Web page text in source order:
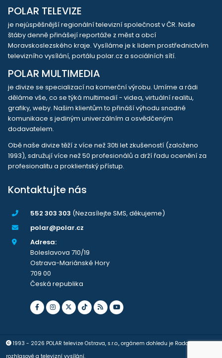
POLAR TELEVIZE
je nejúspěšnější regionální televizní společnost v ČR. Naše
štáby denně přinášejí reportáže z měst a obcí
Moravskoslezského kraje. Vysíláme je k lidem prostřednictvím
televizního vysílání, portálu polar.cz a sociálních sítí.
POLAR MULTIMEDIA
je divize se specializací na komerční výrobu. Umíme a rádi
děláme vše, co se týká multimedií - videa, virtuální realitu,
grafiky, weby. Našim klientům to přináší výhodu snadné
komunikace s jediným univerzálním a osvědčeným
dodavatelem.
Obě naše divize těží z více než 30ti let zkušeností (založeno
1993), sdružují více než 50 profesionálů a drží řadu ocenění za
profesionalitu a proklientský přístup.
Kontaktujte nás
552 303 303 (Nezasílejte SMS, děkujeme)
polar@polar.cz
Adresa:
Boleslavova 710/19
Ostrava-Mariánské Hory
709 00
Česká republika
1993 - 2026 POLAR televize Ostrava, s.r.o., orgánem dohledu je Rada pro
rozhlasové a televizní vysílání.